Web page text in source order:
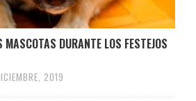
MASCOTAS DURANTE LOS FESTEJOS
2019